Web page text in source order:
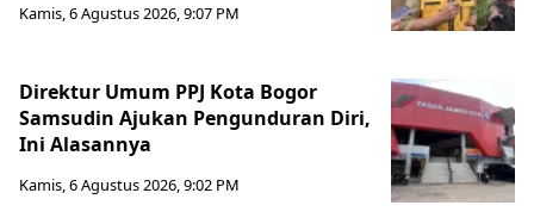
Kamis, 6 Agustus 2026, 9:07 PM
Direktur Umum PPJ Kota Bogor
Samsudin Ajukan Pengunduran Diri,
Ini Alasannya
Kamis, 6 Agustus 2026, 9:02 PM